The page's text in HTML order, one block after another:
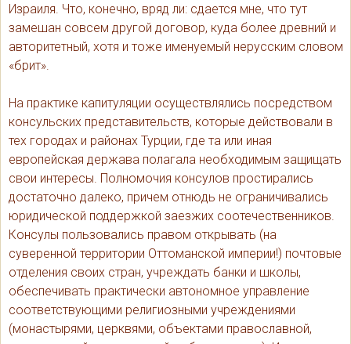
Израиля. Что, конечно, вряд ли: сдается мне, что тут
замешан совсем другой договор, куда более древний и
авторитетный, хотя и тоже именуемый нерусским словом
«брит».
На практике капитуляции осуществлялись посредством
консульских представительств, которые действовали в
тех городах и районах Турции, где та или иная
европейская держава полагала необходимым защищать
свои интересы. Полномочия консулов простирались
достаточно далеко, причем отнюдь не ограничивались
юридической поддержкой заезжих соотечественников.
Консулы пользовались правом открывать (на
суверенной территории Оттоманской империи!) почтовые
отделения своих стран, учреждать банки и школы,
обеспечивать практически автономное управление
соответствующими религиозными учреждениями
(монастырями, церквями, объектами православной,